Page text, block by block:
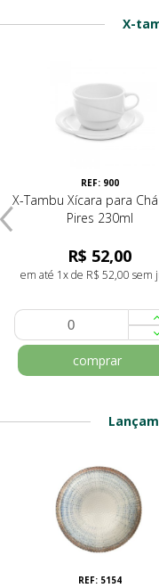
X-
REF: 900
X-Tambu Xícara para
Pires 230ml
R$ 52,00
em até 1x de R$ 52,00 sem
comprar
REF: 5154